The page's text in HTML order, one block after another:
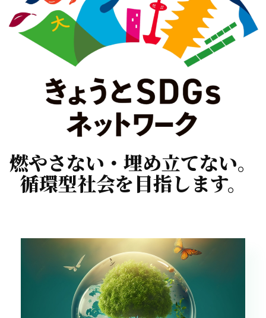
燃やさない・埋め立てない。
循環型社会を目指します。